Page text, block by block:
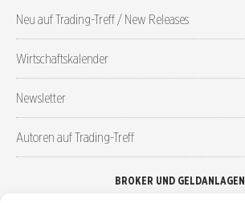
Neu auf Trading-Treff / New Releases
Wirtschaftskalender
Newsletter
Autoren auf Trading-Treff
BROKER UND GELDANLAGEN